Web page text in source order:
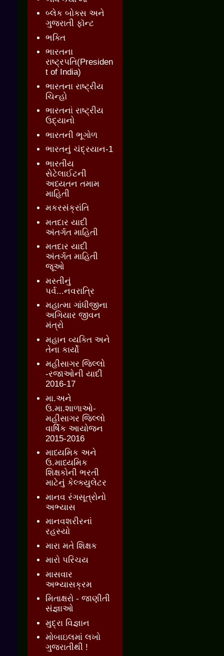
બ્લેક બોક્સ અને
ગુજરાતી ફૉન્ટ
ભક્તિ
ભારતના
રાષ્ટ્રપતિ(Presiden
t of India)
ભારતના રાષ્ટ્રીય
ચિન્હો
ભારતનાં રાષ્ટ્રીય
ઉદ્યાનો
ભારતની ભૂગોળ
ભારતનું ચંદ્રયાન-1
ભારતીય
સેટેલાઈટની
અધ્યતન તમામ
માહિતી
મકરસંક્રાંતિ
મતદાર યાદી
અંતર્ગત માહિતી
મતદાર યાદી
અંતર્ગત માહિતી
જૂઓ
મસ્તીનું
પર્વ...નવરાત્રિ
મહાત્મા ગાંધીજીના
અગિયાર જીવન
મંત્રો
મહાન વ્યક્તિ અને
તેના કાર્યો
મહીસાગર જિલ્લો
-રજાઓની યાદી
2016-17
મા.અને
ઉ.મા.શાળાઓ-
મહીસાગર જિલ્લો
વાર્ષિક આયોજન
2015-2016
માધ્યમિક અને
ઉ.માધ્યમિક
શિક્ષકોની ભરતી
માટેનું કેલ્ક્યુલેટર
માનવ રંગસૂત્રોનો
અભ્યાસ
માનવશરીરનાં
રહસ્યો
મારા મતે શિક્ષક
મારો પરિચય
માસવાર
અભ્યાસક્રમ
મિતાક્ષરો - જાણીતી
સંજ્ઞાઓ
મુદ્રા વિજ્ઞાન
મોબાઇલમાં લખો
ગુજરાતીથી !